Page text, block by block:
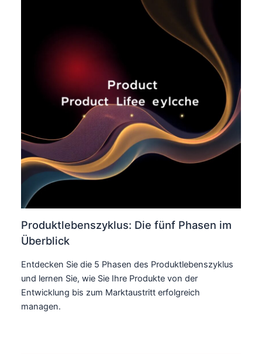
Produktlebenszyklus: Die fünf Phasen im
Überblick
Entdecken Sie die 5 Phasen des Produktlebenszyklus
und lernen Sie, wie Sie Ihre Produkte von der
Entwicklung bis zum Marktaustritt erfolgreich
managen.